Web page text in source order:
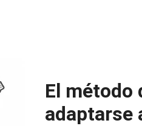
El método
adaptarse